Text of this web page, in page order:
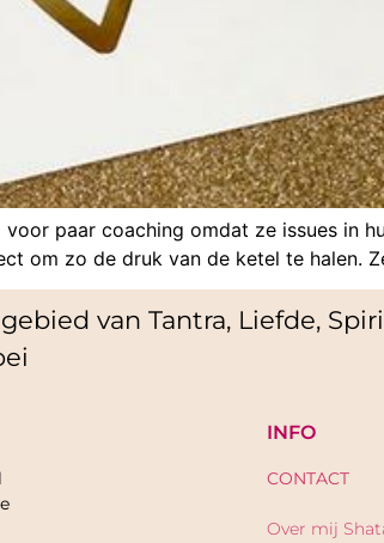
paar coaching omdat ze issues in
om zo de druk van de ketel te halen.
van Tantra, Liefde,
INFO
CONTACT
Over mij